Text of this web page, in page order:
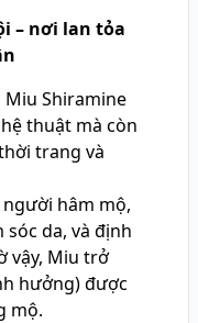
– nơi lan tỏa
Miu Shiramine
thuật mà còn
trang và
hâm mộ,
da, và định
vậy, Miu trở
hưởng) được
mộ.